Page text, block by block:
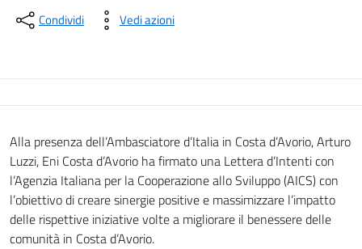
Condividi Vedi azioni
Alla presenza dell’Ambasciatore d’Italia in Costa d’Avorio, Arturo
Luzzi, Eni Costa d’Avorio ha firmato una Lettera d’Intenti con
l’Agenzia Italiana per la Cooperazione allo Sviluppo (AICS) con
l’obiettivo di creare sinergie positive e massimizzare l’impatto
delle rispettive iniziative volte a migliorare il benessere delle
comunità in Costa d’Avorio.